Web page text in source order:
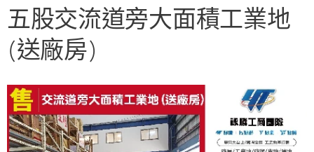
五股交流道旁大面積工業地
(送廠房)